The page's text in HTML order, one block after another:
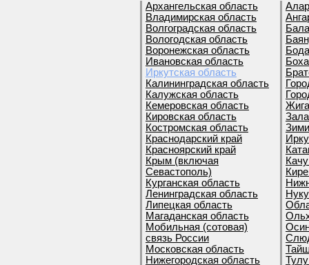
Архангельская область
Владимирская область
Волгоградская область
Вологодская область
Воронежская область
Ивановская область
Иркутская область
Калининградская область
Калужская область
Кемеровская область
Кировская область
Костромская область
Краснодарский край
Красноярский край
Крым (включая
Севастополь)
Курганская область
Ленинградская область
Липецкая область
Магаданская область
Мобильная (сотовая)
связь России
Московская область
Нижегородская область